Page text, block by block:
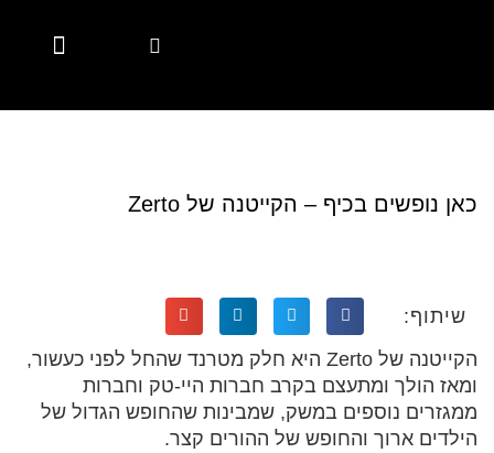
כאן נופשים בכיף – הקייטנה של Zerto
שיתוף:
הקייטנה של Zerto היא חלק מטרנד שהחל לפני כעשור,
ומאז הולך ומתעצם בקרב חברות היי-טק וחברות
ממגזרים נוספים במשק, שמבינות שהחופש הגדול של
הילדים ארוך והחופש של ההורים קצר.